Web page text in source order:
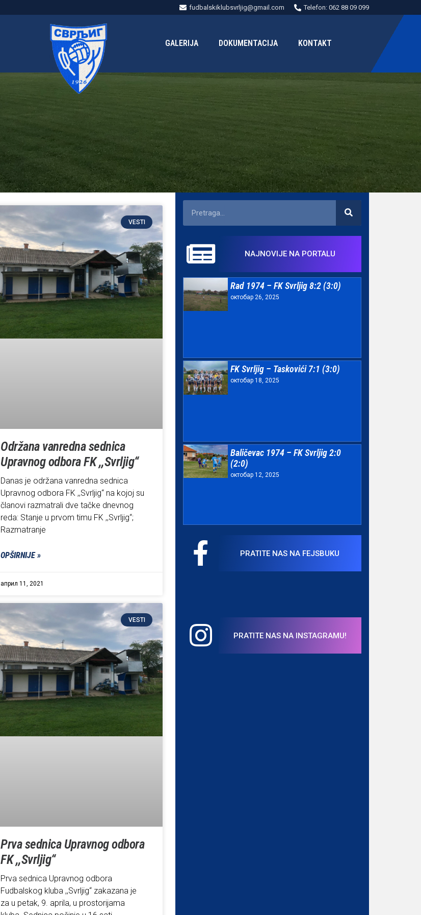
fudbalskiklubsvrljig@gmail.com Telefon: 062 88 09 099
GALERIJA DOKUMENTACIJA KONTAKT
VESTI
Održana vanredna sednica
Upravnog odbora FK ,,Svrljig“
Danas je održana vanredna sednica
Upravnog odbora FK ,,Svrljig“ na kojoj su
članovi razmatrali dve tačke dnevnog
reda: Stanje u prvom timu FK ,,Svrljig“;
Razmatranje
OPŠIRNIJE »
април 11, 2021
VESTI
Prva sednica Upravnog odbora
FK ,,Svrljig“
Prva sednica Upravnog odbora
Fudbalskog kluba ,,Svrljig“ zakazana je
za u petak, 9. aprila, u prostorijama
NAJNOVIJE NA PORTALU
Rad 1974 – FK Svrljig 8:2 (3:0)
октобар 26, 2025
FK Svrljig – Taskovići 7:1 (3:0)
октобар 18, 2025
Baličevac 1974 – FK Svrljig 2:0
(2:0)
октобар 12, 2025
PRATITE NAS NA FEJSBUKU
PRATITE NAS NA INSTAGRAMU!